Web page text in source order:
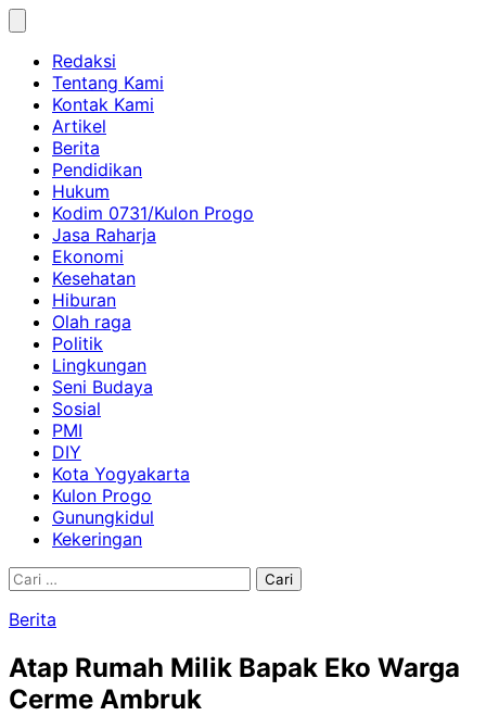
Skip
contentRedaksi
Tentang Kami
Kontak Kami
Artikel
Berita
Pendidikan
Hukum
Kodim 0731/Kulon Progo
Jasa Raharja
Ekonomi
Kesehatan
Hiburan
Olah raga
Politik
Lingkungan
Seni Budaya
Sosial
PMI
DIY
Kota Yogyakarta
Kulon Progo
Gunungkidul
Kekeringan
Cari
Berita
Atap Rumah Milik Bapak Eko Warga
Cerme Ambruk